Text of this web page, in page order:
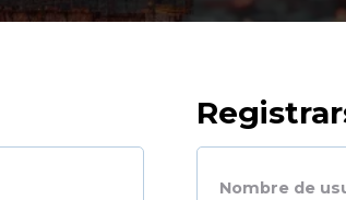
Nombre de